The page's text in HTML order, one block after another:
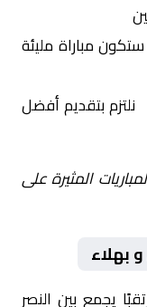
مباراة مليئة
نلتزم بتقديم أفضل
المثيرة على
بهلاء
01-25 لقاءً مرتقبًا يجمع بين النصر